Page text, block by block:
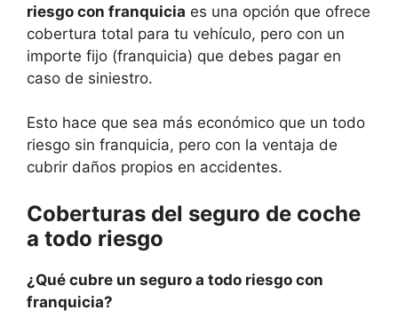
riesgo con franquicia es una opción que ofrece
cobertura total para tu vehículo, pero con un
importe fijo (franquicia) que debes pagar en
caso de siniestro.
Esto hace que sea más económico que un todo
riesgo sin franquicia, pero con la ventaja de
cubrir daños propios en accidentes.
Coberturas del seguro de coche
a todo riesgo
¿Qué cubre un seguro a todo riesgo con
franquicia?